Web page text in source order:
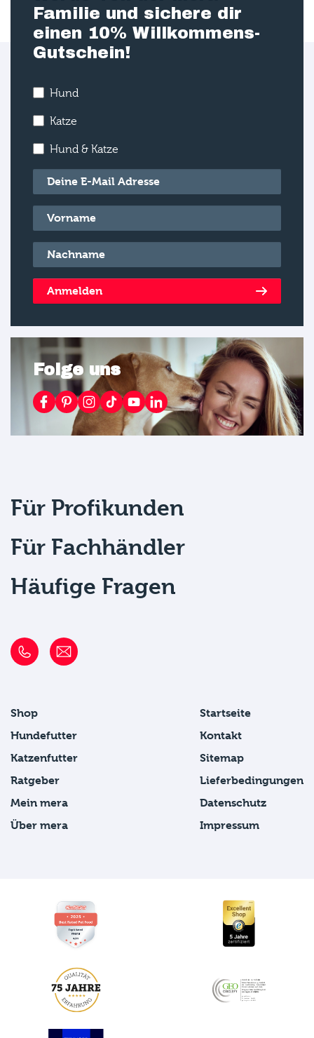
Familie und sichere dir
einen 10% Willkommens-
Gutschein!
Hund
Katze
Hund & Katze
E-Mail*
Vorname*
Nachname*
Anmelden
Folge uns
Für Profikunden
Für Fachhändler
Häufige Fragen
Shop
Hundefutter
Katzenfutter
Ratgeber
Mein mera
Über mera
Startseite
Kontakt
Sitemap
Lieferbedingungen
Datenschutz
Impressum